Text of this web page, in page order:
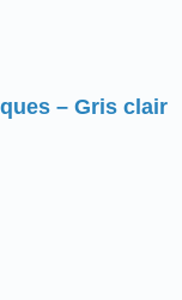
– Gris clair